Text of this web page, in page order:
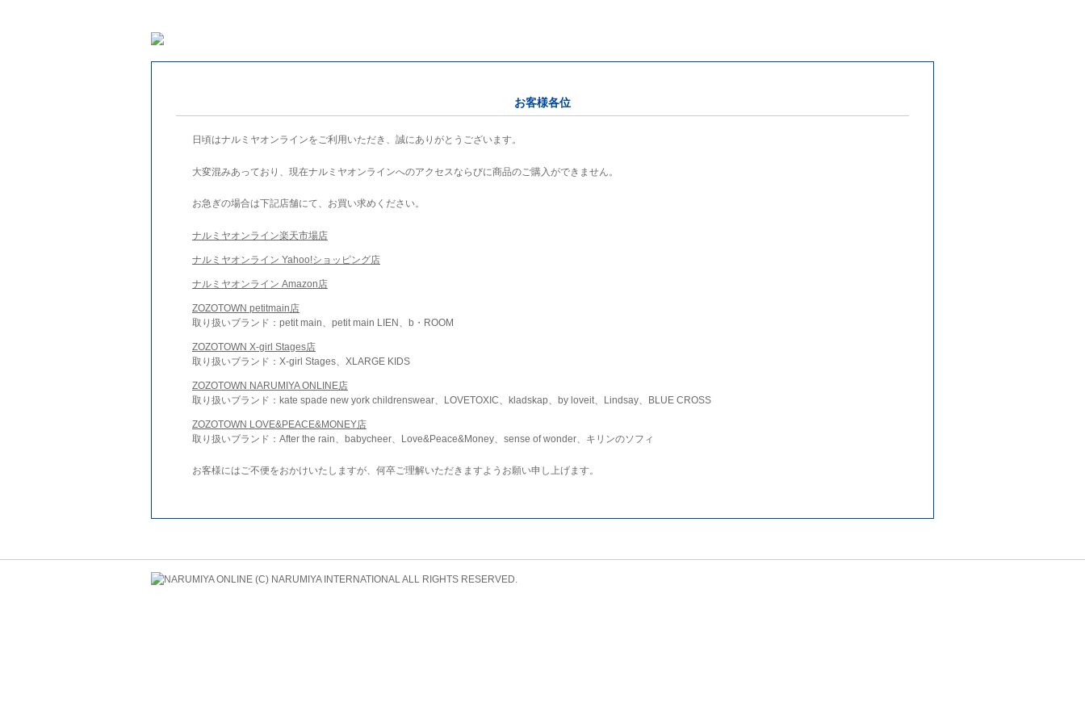
お客様各位
日頃はナルミヤオンラインをご利用いただき、誠にありがとうございます。
大変混みあっており、現在ナルミヤオンラインへのアクセスならびに商品のご購入ができません。
お急ぎの場合は下記店舗にて、お買い求めください。
ナルミヤオンライン楽天市場店
ナルミヤオンライン Yahoo!ショッピング店
ナルミヤオンライン Amazon店
ZOZOTOWN petitmain店
取り扱いブランド：petit main、petit main LIEN、b・ROOM
ZOZOTOWN X-girl Stages店
取り扱いブランド：X-girl Stages、XLARGE KIDS
ZOZOTOWN NARUMIYA ONLINE店
取り扱いブランド：kate spade new york childrenswear、LOVETOXIC、kladskap、by loveit、Lindsay、BLUE CROSS
ZOZOTOWN LOVE&PEACE&MONEY店
取り扱いブランド：After the rain、babycheer、Love&Peace&Money、sense of wonder、キリンのソフィ
お客様にはご不便をおかけいたしますが、何卒ご理解いただきますようお願い申し上げます。